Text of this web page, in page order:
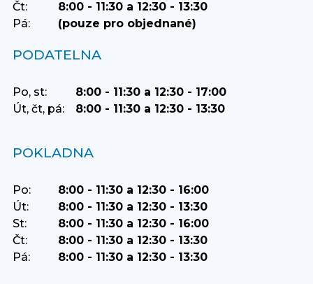
Čt:
8:00 - 11:30 a 12:30 - 13:30
Pá:
(pouze pro objednané)
PODATELNA
Po, st:
8:00 - 11:30 a 12:30 - 17:00
Út, čt, pá:
8:00 - 11:30 a 12:30 - 13:30
POKLADNA
Po:
8:00 - 11:30 a 12:30 - 16:00
Út:
8:00 - 11:30 a 12:30 - 13:30
St:
8:00 - 11:30 a 12:30 - 16:00
Čt:
8:00 - 11:30 a 12:30 - 13:30
Pá:
8:00 - 11:30 a 12:30 - 13:30